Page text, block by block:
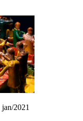
jan/2021